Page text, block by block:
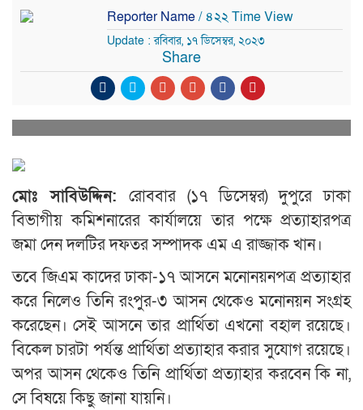
Reporter Name/ ৪২২ Time View
Update : রবিবার, ১৭ ডিসেম্বর, ২০২৩
Share
মোঃ সাবিউদ্দিন:রোববার (১৭ ডিসেম্বর) দুপুরে ঢাকা
বিভাগীয় কমিশনারের কার্যালয়ে তার পক্ষে প্রত্যাহারপত্র
জমা দেন দলটির দফতর সম্পাদক এম এ রাজ্জাক খান।
তবে জিএম কাদের ঢাকা-১৭ আসনে মনোনয়নপত্র প্রত্যাহার
করে নিলেও তিনি রংপুর-৩ আসন থেকেও মনোনয়ন সংগ্রহ
করেছেন। সেই আসনে তার প্রার্থিতা এখনো বহাল রয়েছে।
বিকেল চারটা পর্যন্ত প্রার্থিতা প্রত্যাহার করার সুযোগ রয়েছে।
অপর আসন থেকেও তিনি প্রার্থিতা প্রত্যাহার করবেন কি না,
সে বিষয়ে কিছু জানা যায়নি।